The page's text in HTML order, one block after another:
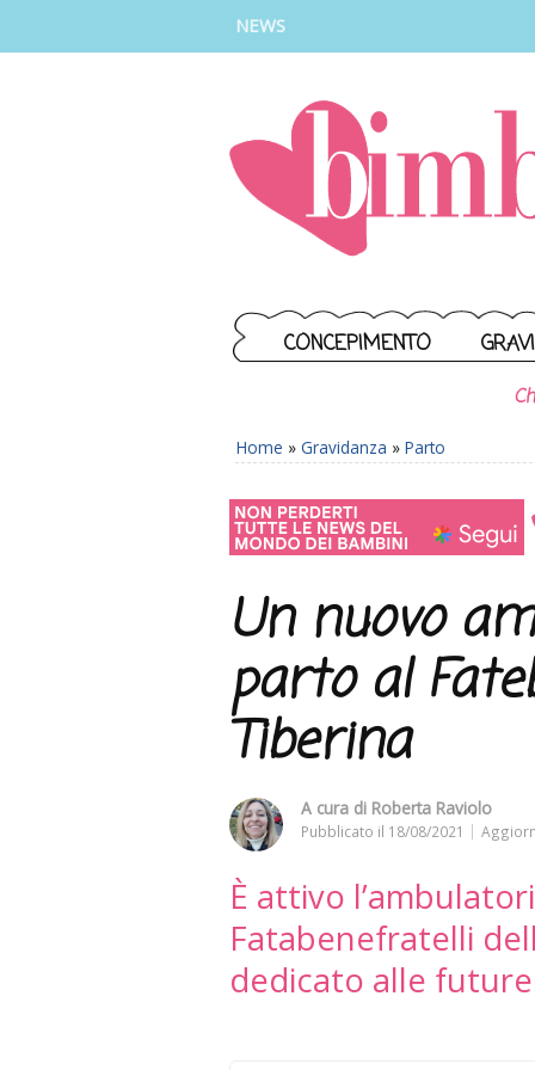
NEWS
CONCEPIMENTO
Home » Gravidanza » Parto
Un nuovo
parto al
Tiberina
A cura di Roberta Raviolo
Pubblicato il 18/08/2021
È attivo
Fatabenefratelli
dedicato alle